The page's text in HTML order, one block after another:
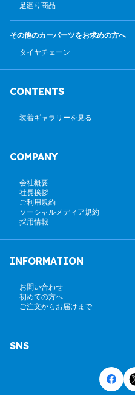
足廻り商品
その他のカーパーツをお求めの方へ
タイヤチェーン
CONTENTS
装着ギャラリーを見る
COMPANY
会社概要
社長挨拶
ご利用規約
ソーシャルメディア規約
採用情報
INFORMATION
お問い合わせ
初めての方へ
ご注文からお届けまで
SNS